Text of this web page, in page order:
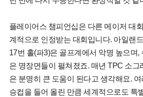
플레이어스 챔피언십은 다른 메이저 대
계적으로 인정받는 대회입니다. 아일랜
17번 홀(파3)은 골프계에서 악명 높으며,
은 명장면들이 펼쳐졌죠. 매년 TPC 소그
은 분명히 큰 도움이 된다고 생각해요.
승컵을 들어 올린 만큼 세계적으로도 특